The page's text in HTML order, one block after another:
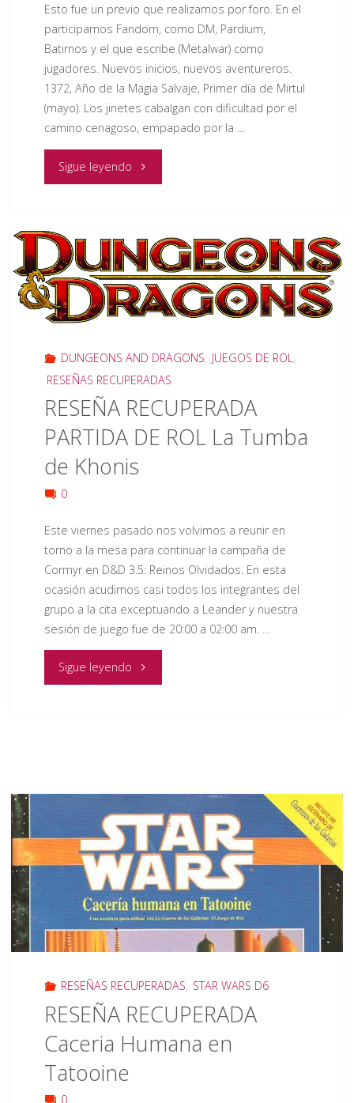
Esto fue un previo que realizamos por foro. En el
participamos Fandom, como DM, Pardium,
Batirnos y el que escribe (Metalwar) como
jugadores. Nuevos inicios, nuevos aventureros.
1372, Año de la Magia Salvaje, Primer día de Mirtul
(mayo). Los jinetes cabalgan con dificultad por el
camino cenagoso, empapado por la …
Sigue leyendo"RESEÑA
Nuevos
inicios,
(Jugado
por
foro)"
DUNGEONS AND DRAGONS, JUEGOS DE ROL ,
RESEÑAS RECUPERADAS
RESEÑA RECUPERADA
PARTIDA DE ROL La Tumba
de Khonis
0
Este viernes pasado nos volvimos a reunir en
torno a la mesa para continuar la campaña de
Cormyr en D&D 3.5: Reinos Olvidados. En esta
ocasión acudimos casi todos los integrantes del
grupo a la cita exceptuando a Leander y nuestra
sesión de juego fue de 20:00 a 02:00 am. …
Sigue leyendo"RESEÑA
La
Tumba
de
RESEÑAS RECUPERADAS, STAR WARS D6
RESEÑA RECUPERADA
Caceria Humana en
Tatooine
0